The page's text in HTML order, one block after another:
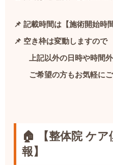
📌 記載時間は【施術開始時
📌 空き枠は変動しますので
上記以外の日時や時間外
ご希望の方もお気軽にご
🏠 【整体院 ケア
報】